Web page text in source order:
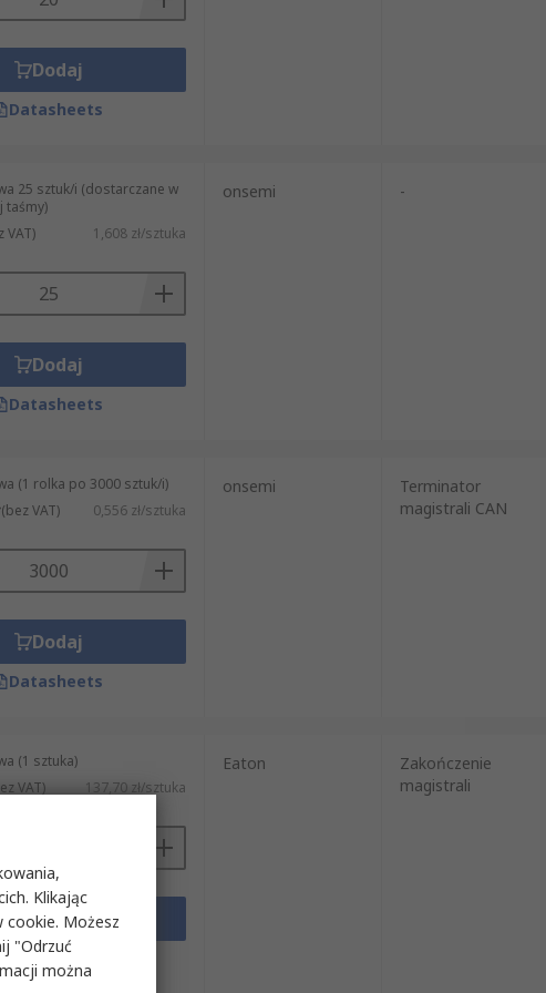
Dodaj
Datasheets
25 sztuk/i (dostarczane w
taśmy)
VAT) 1,608 zł/sztuka
Dodaj
Datasheets
onsemi -
(1 rolka po 3000 sztuk/i)
(bez VAT) 0,556 zł/sztuka
Dodaj
Datasheets
onsemi
Terminator
magistrali CAN
(1 sztuka)
VAT) 137,70 zł/sztuka
Dodaj
Datasheets
Eaton
Zakończenie
magistrali
Klikając
cookie. Możesz
"Odrzuć
można